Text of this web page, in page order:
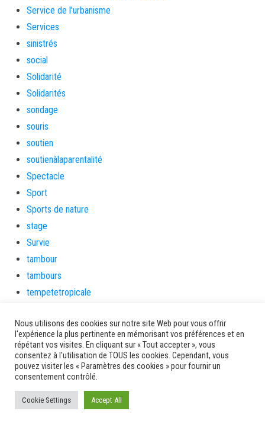
Service de l'urbanisme
Services
sinistrés
social
Solidarité
Solidarités
sondage
souris
soutien
soutienàlaparentalité
Spectacle
Sport
Sports de nature
stage
Survie
tambour
tambours
tempetetropicale
Terres gourmandes
théâtre
Tourisme
toussaint
tradition
Transition Energétique
Nous utilisons des cookies sur notre site Web pour vous offrir
l'expérience la plus pertinente en mémorisant vos préférences et en
répétant vos visites. En cliquant sur « Tout accepter », vous
consentez à l'utilisation de TOUS les cookies. Cependant, vous
pouvez visiter les « Paramètres des cookies » pour fournir un
consentement contrôlé.
Cookie Settings Accept All